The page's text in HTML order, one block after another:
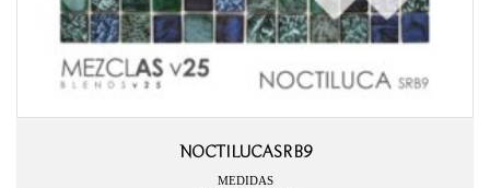
NOCTILUCASRB9
MEDIDAS